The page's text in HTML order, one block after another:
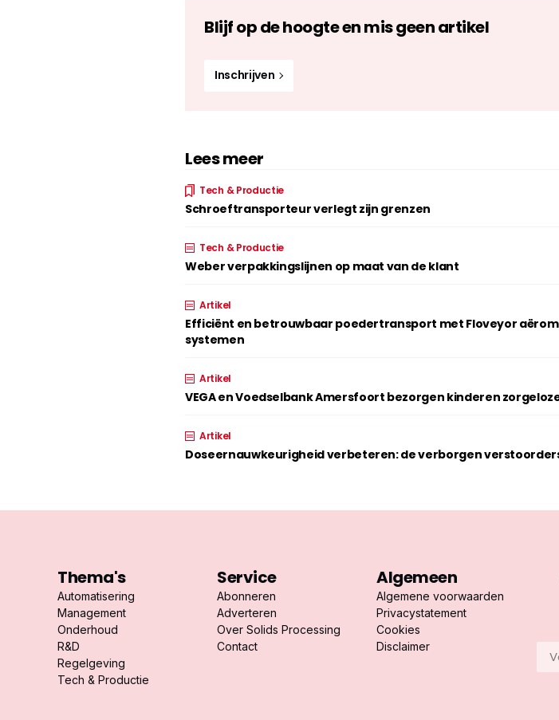
Blijf op de hoogte en mis geen artikel
Inschrijven
Lees meer
Tech & Productie
Schroeftransporteur verlegt zijn grenzen
Tech & Productie
Weber verpakkingslijnen op maat van de klant
Artikel
Efficiënt en betrouwbaar poedertransport met Floveyor
systemen
Artikel
VEGA en Voedselbank Amersfoort bezorgen kinderen
Artikel
Doseernauwkeurigheid verbeteren: de verborgen
Thema's
Automatisering
Management
Onderhoud
R&D
Regelgeving
Tech & Productie
Service
Abonneren
Adverteren
Over Solids Processing
Contact
Algemeen
Algemene voorwaarden
Privacystatement
Cookies
Disclaimer